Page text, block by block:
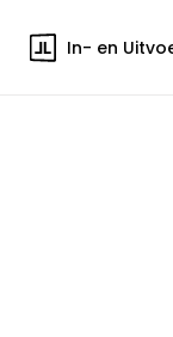
In- en